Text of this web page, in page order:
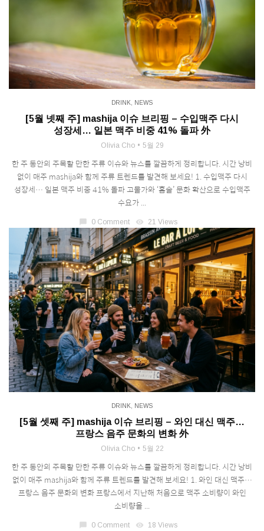
DRINK NEWS
[5월 넷째 주] mashija 이슈 브리핑 – 수입맥주 다시
성장세… 일본 맥주 비중 41% 돌파 外
Olivia Cho 5월 29
한 주 동안의 주목할 만한 주류 이슈와 뉴스를 깔끔하게 정리합니다. 시간 낭비
없이 매주 mashija와 함께 주류 트렌드를 발견해 보세요! 1. 수입맥주 다시
성장세… 일본 맥주 비중 41% 돌파 고물가와 ‘홈술’ 문화 확산으로 수입맥주
수요가 ...
chat_bubble 0 Comment visibility 21 Views
DRINK NEWS
[5월 셋째 주] mashija 이슈 브리핑 – 와인 대신 맥주…
프랑스 음주 문화의 변화 外
Olivia Cho 5월 22
한 주 동안의 주목할 만한 주류 이슈와 뉴스를 깔끔하게 정리합니다. 시간 낭비
없이 매주 mashija와 함께 주류 트렌드를 발견해 보세요! 1. 와인 대신 맥주…
프랑스 음주 문화의 변화 프랑스에서 지난해 처음으로 맥주 소비량이 와인
소비량을 ...
0 Comment visibility 18 Views